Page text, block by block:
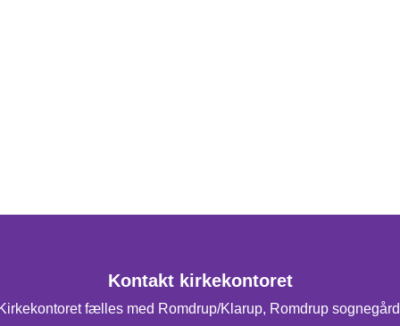
Kontakt kirkekontoret
Kirkekontoret fælles med Romdrup/Klarup, Romdrup